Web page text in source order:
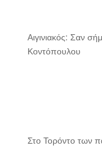
Αιγινιακός: Σαν
Κοντόπουλου
Στο Τορόντο των